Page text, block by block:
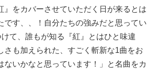
』をカバーさせていただく日が来るとは
です、、！自分たちの強みだと思ってい
けて、誰もが知る『紅』とはひと味違
さも加えられた、すごく斬新な1曲をお
ないかなと思っています！」と名曲をカ